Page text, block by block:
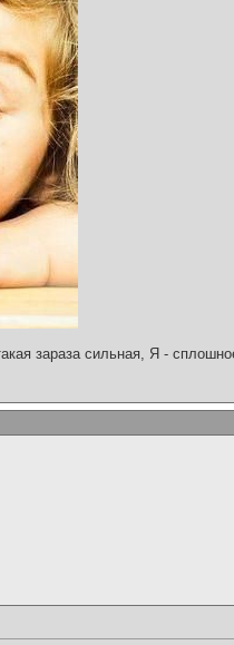
зараза сильная, Я -